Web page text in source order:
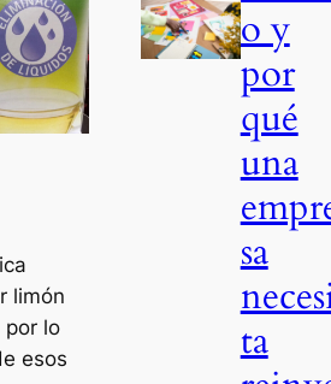
limón
por lo
esos
o y
por
qué
una
sa
ta